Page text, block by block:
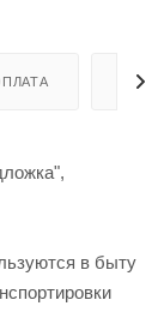
в быту